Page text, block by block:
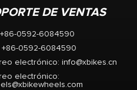
mm 2. perfecta inercia 3. gran
carbono 6. PMI espuma
estructura sólida 7. 18 meses
DE VENTAS
+86-0592-6084590
+86-0592-6084590
electrónico: info@xbikes.cn
electrónico: